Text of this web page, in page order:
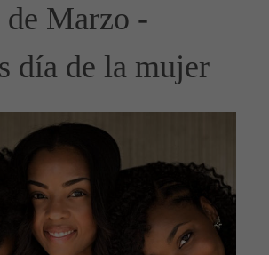
de Marzo -
día de la mujer